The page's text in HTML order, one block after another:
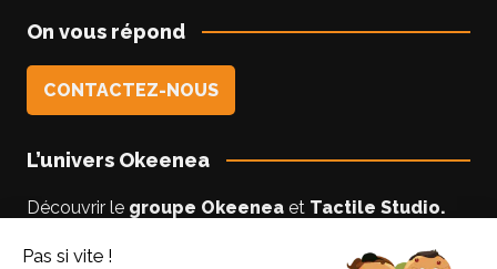
On vous répond
CONTACTEZ-NOUS
L’univers Okeenea
Découvrir le groupe Okeeneaet Tactile Studio.
Vous êtes un usager non-voyant ou malyoyant ?